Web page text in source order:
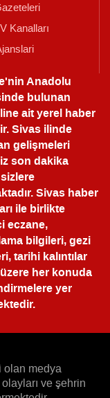
Kanalları
Anadolu
bulunan
ait yerel haber
Sivas ilinde
gelişmeleri
son dakika
Sivas haber
ile birlikte
eczane,
bilgileri, gezi
tarihi kalıntılar
her konuda
yer
olan medya
ve şehrin